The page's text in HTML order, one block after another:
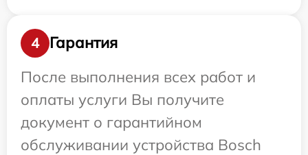
4
Гарантия
После выполнения всех работ и
оплаты услуги Вы получите
документ о гарантийном
обслуживании устройства Bosch